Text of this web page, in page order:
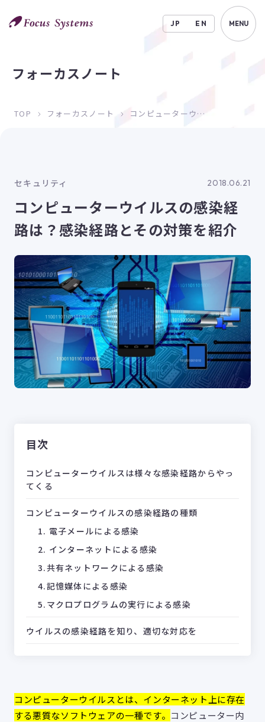
JP EN MENU
フォーカスノート
TOP フォーカスノート コンピューターウイルスの感染経路は？感染経路とその対策を紹介
セキュリティ 2018.06.21
コンピューターウイルスの感染経
路は？感染経路とその対策を紹介
目次
コンピューターウイルスは様々な感染経路からやっ
てくる
コンピューターウイルスの感染経路の種類
1. 電子メールによる感染
2. インターネットによる感染
3.共有ネットワークによる感染
4.記憶媒体による感染
5.マクロプログラムの実行による感染
ウイルスの感染経路を知り、適切な対応を
コンピューターウイルスとは、インターネット上に存在
する悪質なソフトウェアの一種です。 コンピューター内